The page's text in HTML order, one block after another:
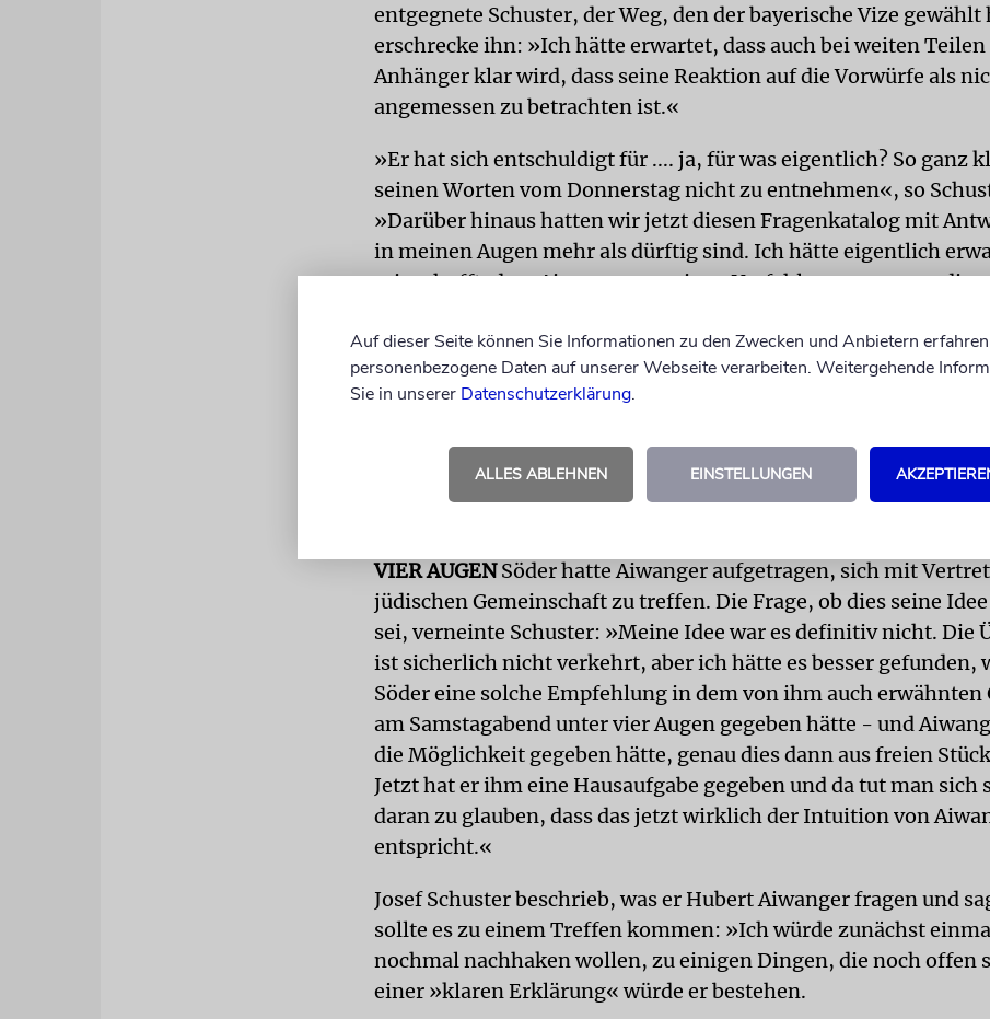
entgegnete Schuster, der Weg, den der bayerische Vize gewählt
erschrecke ihn: »Ich hätte erwartet, dass auch bei weiten
Anhänger klar wird, dass seine Reaktion auf die Vorwürfe als
angemessen zu betrachten ist.«
»Er hat sich entschuldigt für .... ja, für was eigentlich? So ganz
seinen Worten vom Donnerstag nicht zu entnehmen«, so
»Darüber hinaus hatten wir jetzt diesen Fragenkatalog mit
in meinen Augen mehr als dürftig sind. Ich hätte eigentlich
mir erhofft, dass Aiwanger zu seinen Verfehlungen - wenn
gewesen, um eine solche Debatte abschließen zu können.«
Aiwangers Entschuldigung akzeptiere er, so der Präsident des
eine Entschuldigung für das, was man mit Gewalt jetzt nicht
konnte. Ich hatte eine umfassende Erklärung erwartet«, sagte
VIER AUGENSöder hatte Aiwanger aufgetragen, sich mit
jüdischen Gemeinschaft zu treffen. Die Frage, ob dies seine
sei, verneinte Schuster: »Meine Idee war es definitiv nicht. Die
ist sicherlich nicht verkehrt, aber ich hätte es besser gefunden,
Söder eine solche Empfehlung in dem von ihm auch erwähnten
am Samstagabend unter vier Augen gegeben hätte - und
die Möglichkeit gegeben hätte, genau dies dann aus freien
Jetzt hat er ihm eine Hausaufgabe gegeben und da tut man sich
daran zu glauben, dass das jetzt wirklich der Intuition von
entspricht.«
Josef Schuster beschrieb, was er Hubert Aiwanger fragen und
sollte es zu einem Treffen kommen: »Ich würde zunächst
nochmal nachhaken wollen, zu einigen Dingen, die noch offen
einer »klaren Erklärung« würde er bestehen.
Auf dieser Seite können Sie Informationen zu den Zwecken und Anbietern
personenbezogene Daten auf unserer Webseite verarbeiten. Weitergehende
Sie in unserer Datenschutzerklärung.
ALLES ABLEHNEN EINSTELLUNGEN